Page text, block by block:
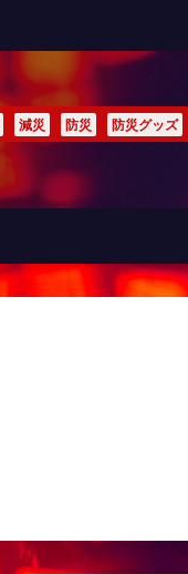
減災 防災 防災グッズ